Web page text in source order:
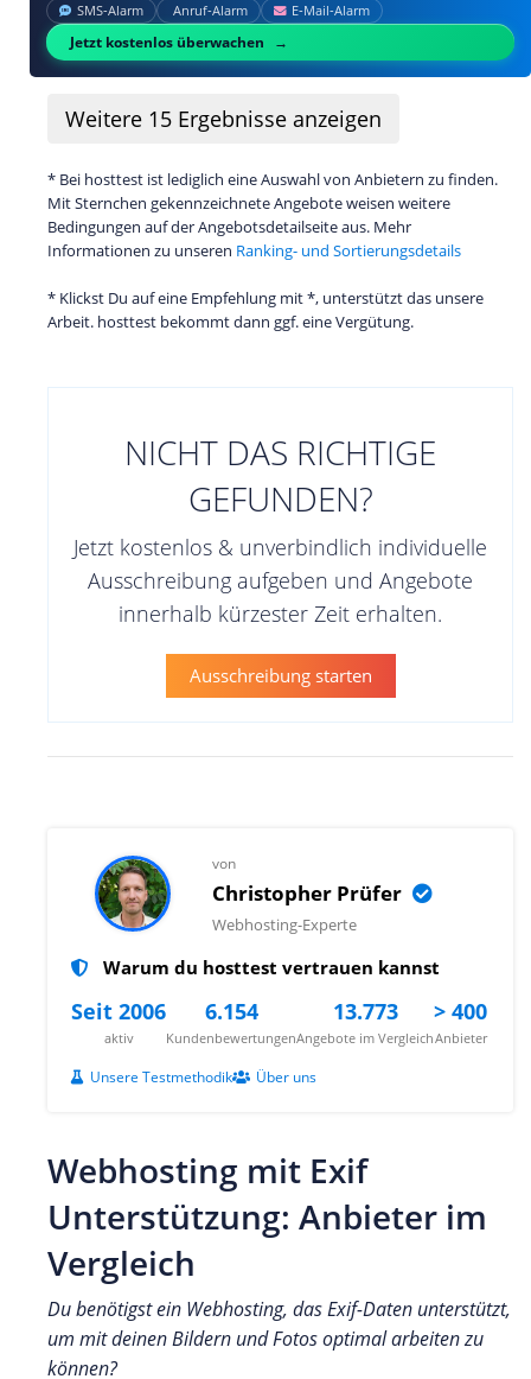
SMS‑Alarm Anruf‑Alarm E‑Mail‑Alarm
Jetzt kostenlos überwachen
Weitere 15 Ergebnisse anzeigen
* Bei hosttest ist lediglich eine Auswahl von Anbietern zu finden.
Mit Sternchen gekennzeichnete Angebote weisen weitere
Bedingungen auf der Angebotsdetailseite aus. Mehr
Informationen zu unseren Ranking- und Sortierungsdetails
* Klickst Du auf eine Empfehlung mit *, unterstützt das unsere
Arbeit. hosttest bekommt dann ggf. eine Vergütung.
NICHT DAS RICHTIGE
GEFUNDEN?
Jetzt kostenlos & unverbindlich individuelle
Ausschreibung aufgeben und Angebote
innerhalb kürzester Zeit erhalten.
Ausschreibung starten
von
Christopher Prüfer
Webhosting-Experte
Warum du hosttest vertrauen kannst
Seit 2006
aktiv
6.154
Kundenbewertungen
13.773
Angebote im Vergleich
> 400
Anbieter
Unsere Testmethodik Über uns
Webhosting mit Exif
Unterstützung: Anbieter im
Vergleich
Du benötigst ein Webhosting, das Exif-Daten unterstützt,
um mit deinen Bildern und Fotos optimal arbeiten zu
können?